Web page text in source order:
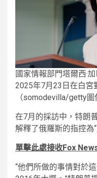
國家情報部門塔爾西·
2025年7月23日在白宮
（somodevilla/getty圖
在7月的採訪中，特朗
解釋了俄羅斯的指控為
單擊此處接收Fox
“他們所做的事情對於